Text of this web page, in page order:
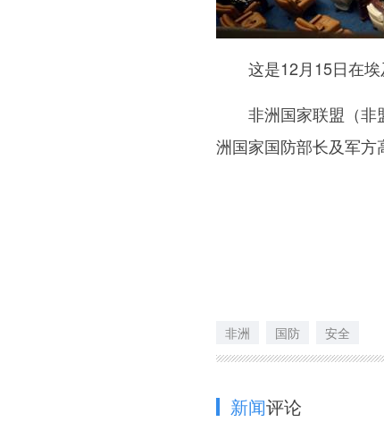
这是12月15日在埃
非洲国家联盟（非
洲国家国防部长及军方
非洲 国防 安全
新闻评论